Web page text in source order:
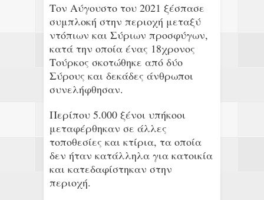
Τον Αύγουστο του 2021 ξέσπασε
συμπλοκή στην περιοχή μεταξύ
ντόπιων και Σύριων προσφύγων,
κατά την οποία ένας 18χρονος
Τούρκος σκοτώθηκε από δύο
Σύρους και δεκάδες άνθρωποι
συνελήφθησαν.
Περίπου 5.000 ξένοι υπήκοοι
μεταφέρθηκαν σε άλλες
τοποθεσίες και κτίρια, τα οποία
δεν ήταν κατάλληλα για κατοικία
και κατεδαφίστηκαν στην
περιοχή.